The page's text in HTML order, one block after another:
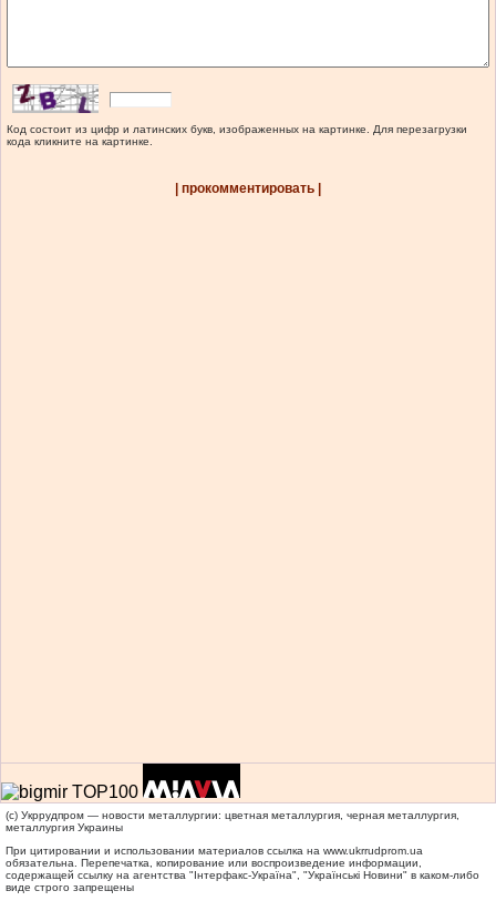
Код состоит из цифр и латинских букв, изображенных на картинке. Для перезагрузки
кода кликните на картинке.
| прокомментировать |
(c) Укррудпром — новости металлургии: цветная металлургия, черная металлургия,
металлургия Украины
При цитировании и использовании материалов ссылка на www.ukrrudprom.ua
обязательна. Перепечатка, копирование или воспроизведение информации,
содержащей ссылку на агентства "Iнтерфакс-Україна", "Українськi Новини" в каком-либо
виде строго запрещены